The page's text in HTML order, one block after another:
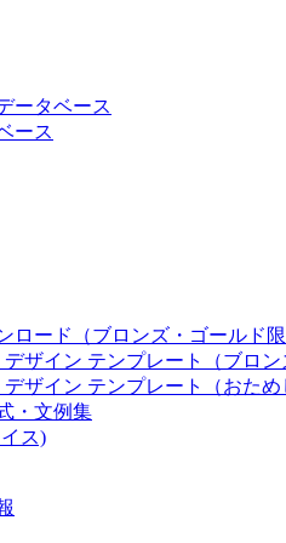
ータベース
ース
ロード（ブロンズ・ゴールド限
ザイン テンプレート（ブロン
ザイン テンプレート（おため
・文例集
ス)